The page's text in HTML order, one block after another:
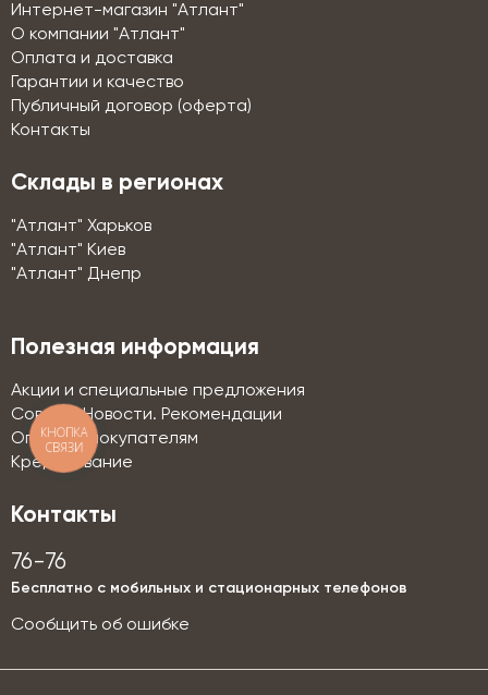
Интернет-магазин "Атлант"
О компании "Атлант"
Оплата и доставка
Гарантии и качество
Публичный договор (оферта)
Контакты
Склады в регионах
"Атлант" Харьков
"Атлант" Киев
"Атлант" Днепр
Полезная информация
Акции и специальные предложения
Советы. Новости. Рекомендации
Оптовым покупателям
Кредитование
Контакты
76-76
Бесплатно с мобильных и стационарных телефонов
Сообщить об ошибке
КНОПКА
СВЯЗИ